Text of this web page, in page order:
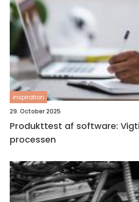
inspiration
29. October 2025
Produkttest af software:
processen